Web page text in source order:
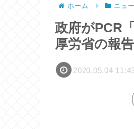
ホーム ニュ
政府がPCR
厚労省の報
2020.05.04